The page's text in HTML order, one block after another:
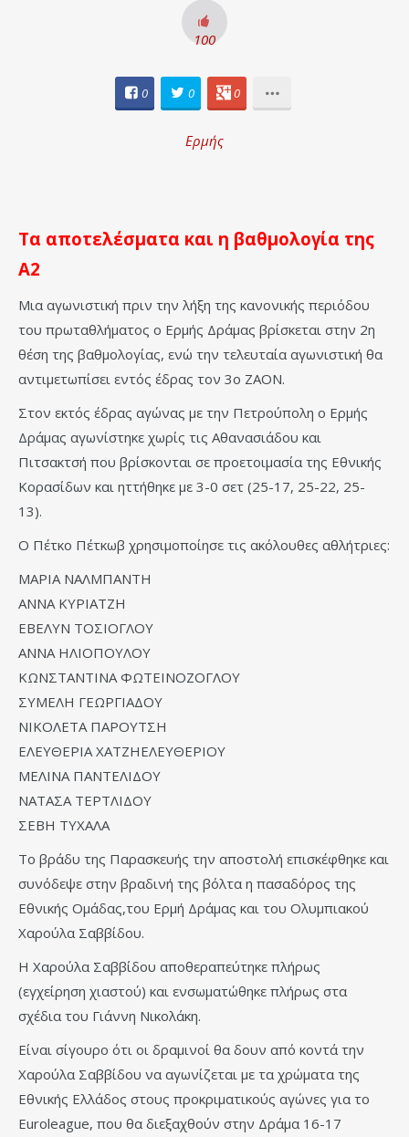
100
0 0 0
Ερμής
Τα αποτελέσματα και η βαθμολογία της
Α2
Μια αγωνιστική πριν την λήξη της κανονικής περιόδου
του πρωταθλήματος ο Ερμής Δράμας βρίσκεται στην 2η
θέση της βαθμολογίας, ενώ την τελευταία αγωνιστική θα
αντιμετωπίσει εντός έδρας τον 3ο ΖΑΟΝ.
Στον εκτός έδρας αγώνας με την Πετρούπολη ο Ερμής
Δράμας αγωνίστηκε χωρίς τις Αθανασιάδου και
Πιτσακτσή που βρίσκονται σε προετοιμασία της Εθνικής
Κορασίδων και ηττήθηκε με 3-0 σετ (25-17, 25-22, 25-
13).
Ο Πέτκο Πέτκωβ χρησιμοποίησε τις ακόλουθες αθλήτριες:
ΜΑΡΙΑ ΝΑΛΜΠΑΝΤΗ
ΑΝΝΑ ΚΥΡΙΑΤΖΗ
ΕΒΕΛΥΝ ΤΟΣΙΟΓΛΟΥ
ΑΝΝΑ ΗΛΙΟΠΟΥΛΟΥ
ΚΩΝΣΤΑΝΤΙΝΑ ΦΩΤΕΙΝΟΖΟΓΛΟΥ
ΣΥΜΕΛΗ ΓΕΩΡΓΙΑΔΟΥ
ΝΙΚΟΛΕΤΑ ΠΑΡΟΥΤΣΗ
ΕΛΕΥΘΕΡΙΑ ΧΑΤΖΗΕΛΕΥΘΕΡΙΟΥ
ΜΕΛΙΝΑ ΠΑΝΤΕΛΙΔΟΥ
ΝΑΤΑΣΑ ΤΕΡΤΛΙΔΟΥ
ΣΕΒΗ ΤΥΧΑΛΑ
Το βράδυ της Παρασκευής την αποστολή επισκέφθηκε και
συνόδεψε στην βραδινή της βόλτα η πασαδόρος της
Εθνικής Ομάδας,του Ερμή Δράμας και του Ολυμπιακού
Χαρούλα Σαββίδου.
Η Χαρούλα Σαββίδου αποθεραπεύτηκε πλήρως
(εγχείρηση χιαστού) και ενσωματώθηκε πλήρως στα
σχέδια του Γιάννη Νικολάκη.
Είναι σίγουρο ότι οι δραμινοί θα δουν από κοντά την
Χαρούλα Σαββίδου να αγωνίζεται με τα χρώματα της
Εθνικής Ελλάδος στους προκριματικούς αγώνες για το
Euroleague, που θα διεξαχθούν στην Δράμα 16-17